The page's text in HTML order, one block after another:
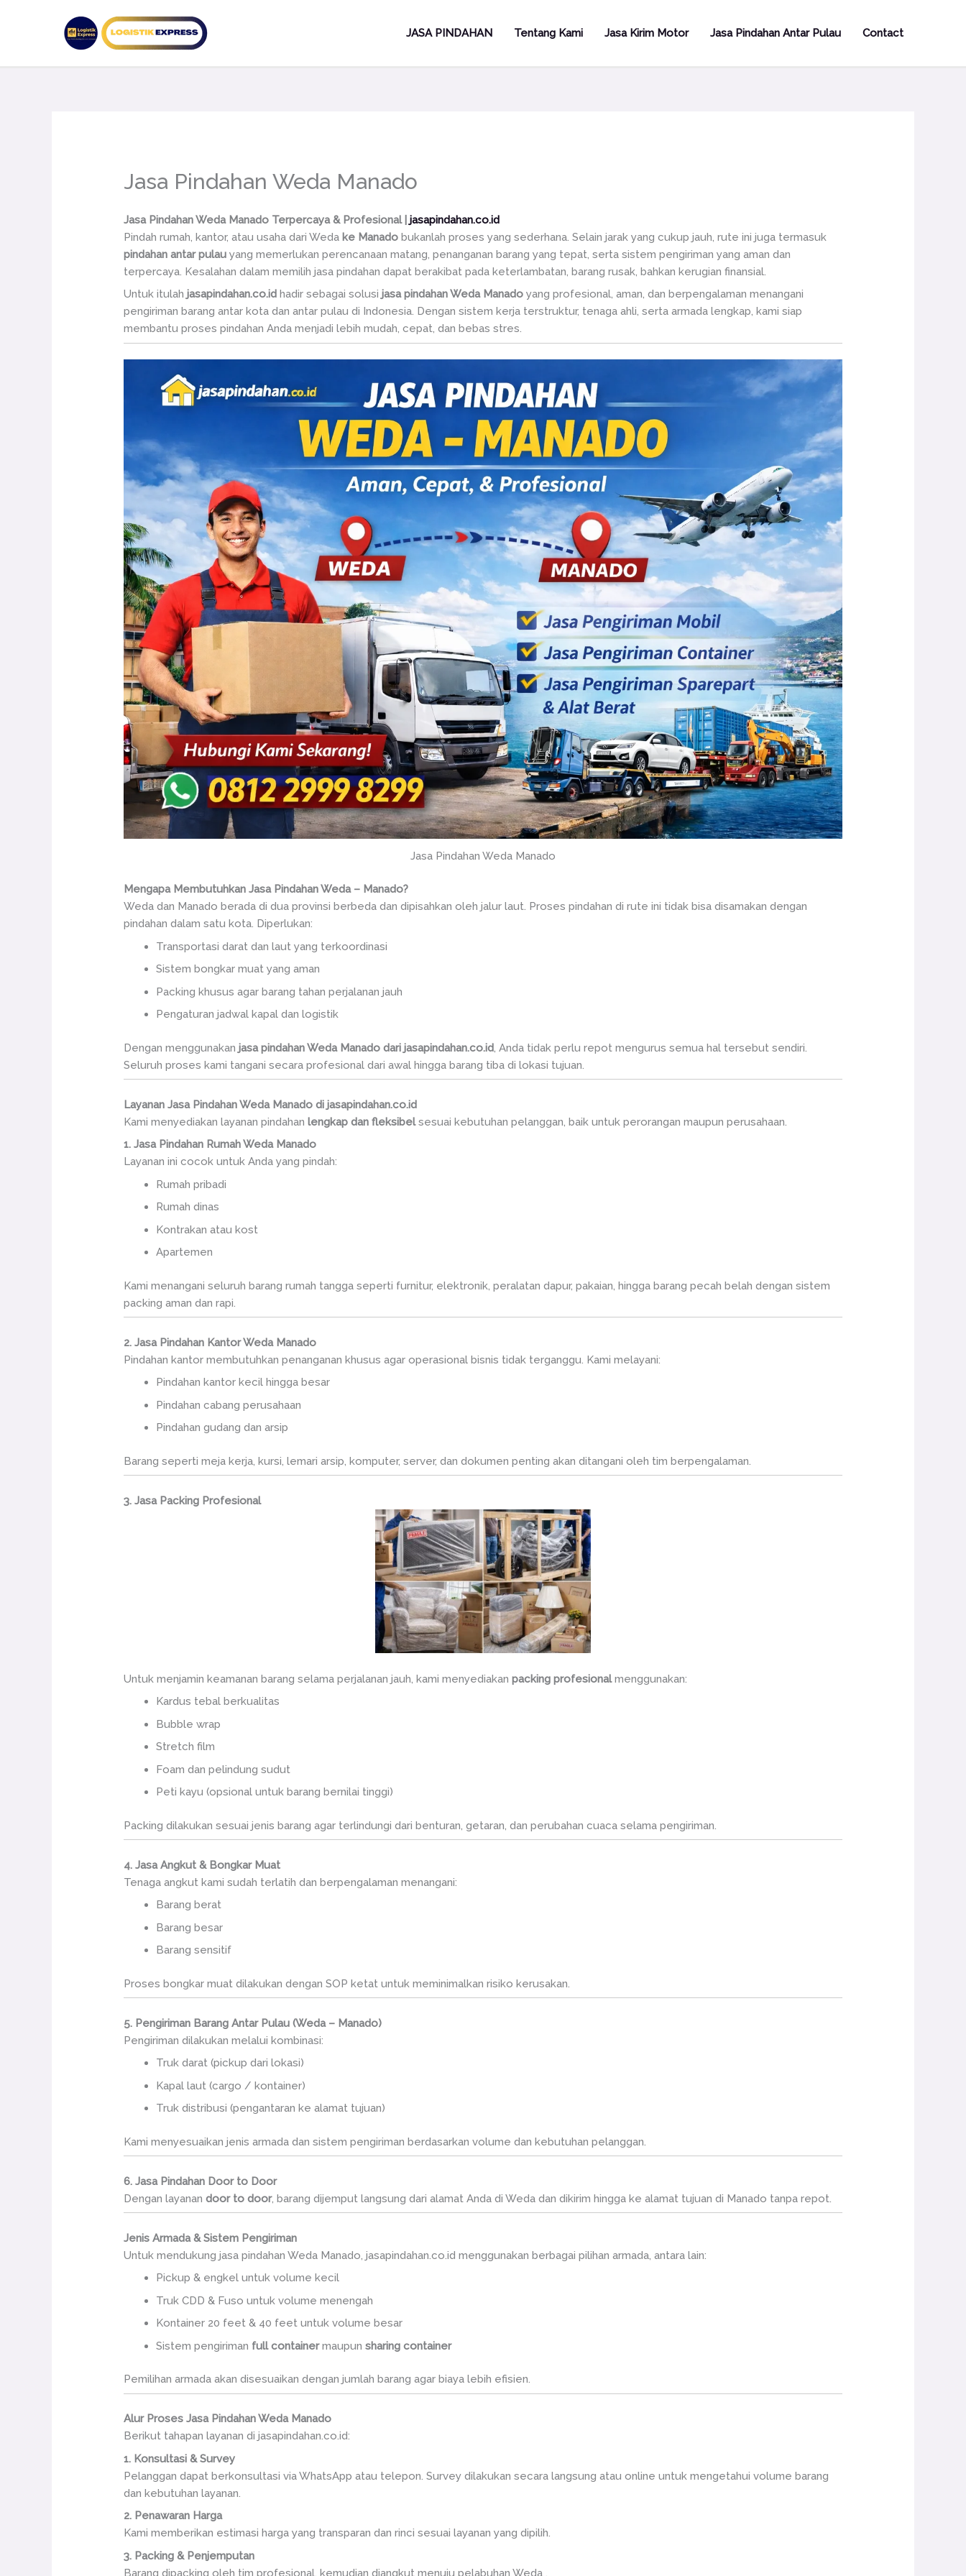
JASA PINDAHAN Tentang Kami Jasa Kirim Motor Jasa Pindahan Antar Pulau Contact
Jasa Pindahan Weda Manado
Jasa Pindahan Weda Manado Terpercaya & Profesional | jasapindahan.co.id
Pindah rumah, kantor, atau usaha dari Weda ke Manado bukanlah proses yang sederhana. Selain jarak yang cukup jauh, rute ini juga termasuk
pindahan antar pulau yang memerlukan perencanaan matang, penanganan barang yang tepat, serta sistem pengiriman yang aman dan
terpercaya. Kesalahan dalam memilih jasa pindahan dapat berakibat pada keterlambatan, barang rusak, bahkan kerugian finansial.
Untuk itulahjasapindahan.co.id hadir sebagai solusijasa pindahan Weda Manado yang profesional, aman, dan berpengalaman menangani
pengiriman barang antar kota dan antar pulau di Indonesia. Dengan sistem kerja terstruktur, tenaga ahli, serta armada lengkap, kami siap
membantu proses pindahan Anda menjadi lebih mudah, cepat, dan bebas stres.
Jasa Pindahan Weda Manado
Mengapa Membutuhkan Jasa Pindahan Weda – Manado?
Weda dan Manado berada di dua provinsi berbeda dan dipisahkan oleh jalur laut. Proses pindahan di rute ini tidak bisa disamakan dengan
pindahan dalam satu kota. Diperlukan:
Transportasi darat dan laut yang terkoordinasi
Sistem bongkar muat yang aman
Packing khusus agar barang tahan perjalanan jauh
Pengaturan jadwal kapal dan logistik
Dengan menggunakanjasa pindahan Weda Manado dari jasapindahan.co.id, Anda tidak perlu repot mengurus semua hal tersebut sendiri.
Seluruh proses kami tangani secara profesional dari awal hingga barang tiba di lokasi tujuan.
Layanan Jasa Pindahan Weda Manado di jasapindahan.co.id
Kami menyediakan layanan pindahanlengkap dan fleksibelsesuai kebutuhan pelanggan, baik untuk perorangan maupun perusahaan.
1. Jasa Pindahan Rumah Weda Manado
Layanan ini cocok untuk Anda yang pindah:
Rumah pribadi
Rumah dinas
Kontrakan atau kost
Apartemen
Kami menangani seluruh barang rumah tangga seperti furnitur, elektronik, peralatan dapur, pakaian, hingga barang pecah belah dengan sistem
packing aman dan rapi.
2. Jasa Pindahan Kantor Weda Manado
Pindahan kantor membutuhkan penanganan khusus agar operasional bisnis tidak terganggu. Kami melayani:
Pindahan kantor kecil hingga besar
Pindahan cabang perusahaan
Pindahan gudang dan arsip
Barang seperti meja kerja, kursi, lemari arsip, komputer, server, dan dokumen penting akan ditangani oleh tim berpengalaman.
3. Jasa Packing Profesional
Untuk menjamin keamanan barang selama perjalanan jauh, kami menyediakanpacking profesionalmenggunakan:
Kardus tebal berkualitas
Bubble wrap
Stretch film
Foam dan pelindung sudut
Peti kayu (opsional untuk barang bernilai tinggi)
Packing dilakukan sesuai jenis barang agar terlindungi dari benturan, getaran, dan perubahan cuaca selama pengiriman.
4. Jasa Angkut & Bongkar Muat
Tenaga angkut kami sudah terlatih dan berpengalaman menangani:
Barang berat
Barang besar
Barang sensitif
Proses bongkar muat dilakukan dengan SOP ketat untuk meminimalkan risiko kerusakan.
5. Pengiriman Barang Antar Pulau (Weda – Manado)
Pengiriman dilakukan melalui kombinasi:
Truk darat (pickup dari lokasi)
Kapal laut (cargo / kontainer)
Truk distribusi (pengantaran ke alamat tujuan)
Kami menyesuaikan jenis armada dan sistem pengiriman berdasarkan volume dan kebutuhan pelanggan.
6. Jasa Pindahan Door to Door
Dengan layanandoor to door, barang dijemput langsung dari alamat Anda di Weda dan dikirim hingga ke alamat tujuan di Manado tanpa repot.
Jenis Armada & Sistem Pengiriman
Untuk mendukung jasa pindahan Weda Manado, jasapindahan.co.id menggunakan berbagai pilihan armada, antara lain:
Pickup & engkel untuk volume kecil
Truk CDD & Fuso untuk volume menengah
Kontainer 20 feet & 40 feet untuk volume besar
Sistem pengiriman full containermaupunsharing container
Pemilihan armada akan disesuaikan dengan jumlah barang agar biaya lebih efisien.
Alur Proses Jasa Pindahan Weda Manado
Berikut tahapan layanan di jasapindahan.co.id:
1. Konsultasi & Survey
Pelanggan dapat berkonsultasi via WhatsApp atau telepon. Survey dilakukan secara langsung atau online untuk mengetahui volume barang
dan kebutuhan layanan.
2. Penawaran Harga
Kami memberikan estimasi harga yang transparan dan rinci sesuai layanan yang dipilih.
3. Packing & Penjemputan
Barang dipacking oleh tim profesional, kemudian diangkut menuju pelabuhan Weda .